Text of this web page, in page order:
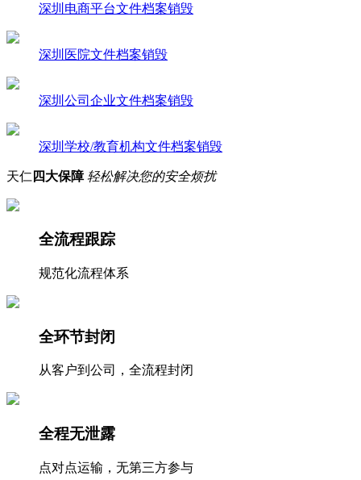
深圳电商平台文件档案销毁
深圳医院文件档案销毁
深圳公司企业文件档案销毁
深圳学校/教育机构文件档案销毁
天仁 四大保障 轻松解决您的安全烦扰
全流程跟踪
规范化流程体系
全环节封闭
从客户到公司，全流程封闭
全程无泄露
点对点运输，无第三方参与